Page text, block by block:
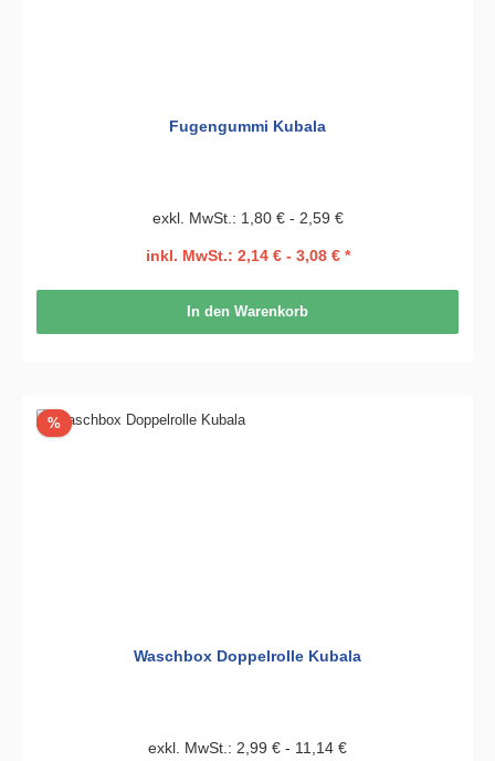
Fugengummi Kubala
exkl. MwSt.: 1,80 € - 2,59 €
inkl. MwSt.: 2,14 € - 3,08 € *
In den Warenkorb
%Rabatt
Waschbox Doppelrolle Kubala
exkl. MwSt.: 2,99 € - 11,14 €